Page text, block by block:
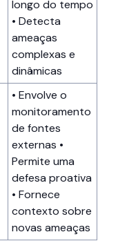
longo do tempo
• Detecta
ameaças
complexas e
dinâmicas
• Envolve o
monitoramento
de fontes
externas •
Permite uma
defesa proativa
• Fornece
contexto sobre
novas ameaças